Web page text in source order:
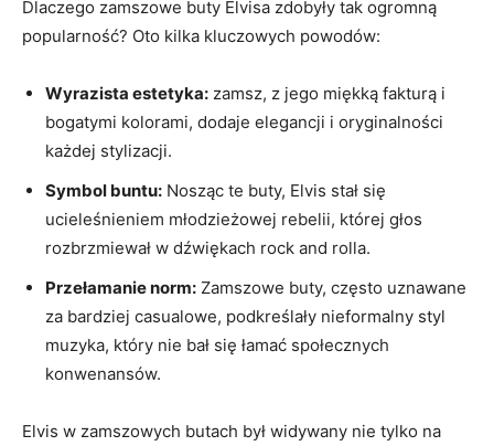
Dlaczego zamszowe buty Elvisa zdobyły tak ogromną
popularność? Oto kilka kluczowych powodów:
Wyrazista estetyka: zamsz, z jego miękką fakturą i
bogatymi kolorami, dodaje elegancji i oryginalności
każdej stylizacji.
Symbol buntu: Nosząc te buty, Elvis stał się
ucieleśnieniem młodzieżowej rebelii, której głos
rozbrzmiewał w dźwiękach rock and rolla.
Przełamanie norm: Zamszowe buty, często uznawane
za bardziej casualowe, podkreślały nieformalny styl
muzyka, który nie bał się łamać społecznych
konwenansów.
Elvis w zamszowych butach był widywany nie tylko na